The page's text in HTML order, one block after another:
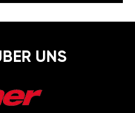
UNS